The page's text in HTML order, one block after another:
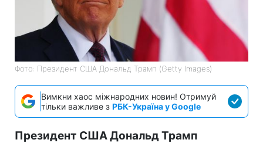
Фото: Президент США Дональд Трамп (Getty Images)
Вимкни хаос міжнародних новин! Отримуй
тільки важливе з РБК-Україна у Google
Президент США Дональд Трамп